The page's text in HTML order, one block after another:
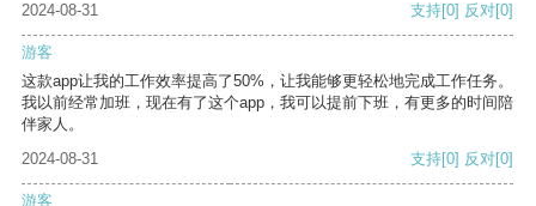
2024-08-31
支持[0] 反对[0]
游客
这款app让我的工作效率提高了50%，让我能够更轻松地完成工作任务。
我以前经常加班，现在有了这个app，我可以提前下班，有更多的时间陪
伴家人。
2024-08-31
支持[0] 反对[0]
游客